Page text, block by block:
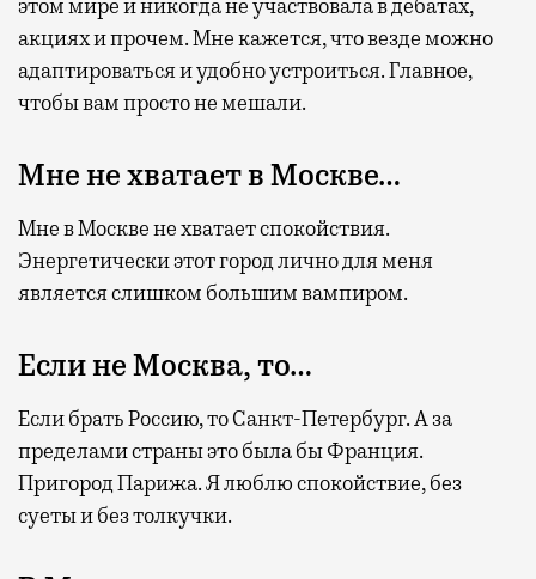
этом мире и никогда не участвовала в дебатах,
акциях и прочем. Мне кажется, что везде можно
адаптироваться и удобно устроиться. Главное,
чтобы вам просто не мешали.
Мне не хватает в Москве…
Мне в Москве не хватает спокойствия.
Энергетически этот город лично для меня
является слишком большим вампиром.
Если не Москва, то…
Если брать Россию, то Санкт-Петербург. А за
пределами страны это была бы Франция.
Пригород Парижа. Я люблю спокойствие, без
суеты и без толкучки.